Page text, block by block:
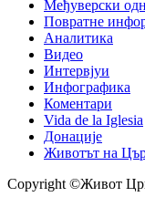
Међуверски
Повратне
Аналитика
Видео
Интервјуи
Инфографика
Коментари
Vida de la Iglesia
Донације
Животът на
Copyright ©Живот